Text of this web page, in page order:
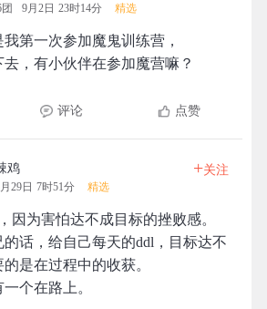
9月2日 23时14分 精选
第一次参加魔鬼训练营，
，有小伙伴在参加魔营嘛？
评论 点赞
鸡
29日 7时51分 精选
+关注
因为害怕达不成目标的挫败感。
话，给自己每天的ddl，目标达不
是在过程中的收获。
个在路上。